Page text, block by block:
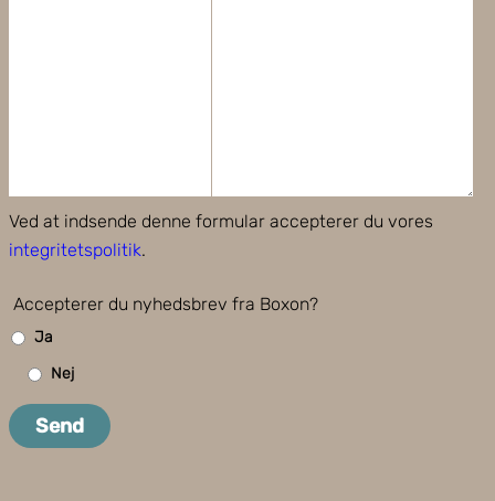
Ved at indsende denne formular accepterer du vores
integritetspolitik.
Accepterer du nyhedsbrev fra Boxon?
Ja
Nej
Send